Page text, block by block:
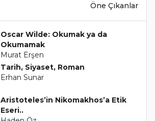
Öne Çıkanlar
Oscar Wilde: Okumak ya da
Okumamak
Murat Erşen
Tarih, Siyaset, Roman
Erhan Sunar
Aristoteles’in Nikomakhos’a Etik
Eseri..